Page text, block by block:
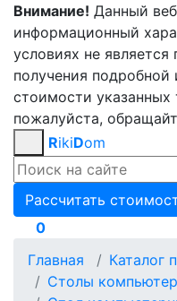
Внимание! Данный
информационный
условиях не
получения
стоимости указанных
пожалуйста,
RikiDom
Рассчитать
0
Главная
Каталог
Столы